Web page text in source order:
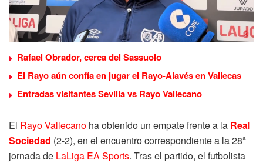
Rafael Obrador, cerca del Sassuolo
El Rayo aún confía en jugar el Rayo-Alavés en Vallecas
Entradas visitantes Sevilla vs Rayo Vallecano
El Rayo Vallecano ha obtenido un empate frente a la Real
Sociedad (2-2), en el encuentro correspondiente a la 28ª
jornada de LaLiga EA Sports. Tras el partido, el futbolista